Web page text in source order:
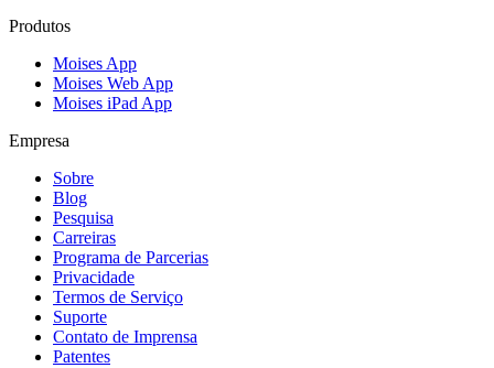
Produtos
Moises App
Moises Web App
Moises iPad App
Empresa
Sobre
Blog
Pesquisa
Carreiras
Programa de Parcerias
Privacidade
Termos de Serviço
Suporte
Contato de Imprensa
Patentes